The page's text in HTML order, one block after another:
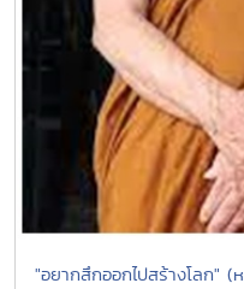
"อยากสึกออกไปสร้างโลก"